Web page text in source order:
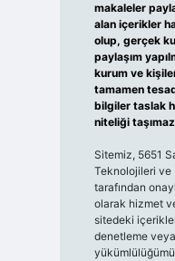
makaleler
alan içerikler
olup, gerçek
paylaşım
kurum ve
tamamen
bilgiler taslak
niteliği
Sitemiz, 5651
Teknolojileri ve
tarafından
olarak hizmet
sitedeki
denetleme